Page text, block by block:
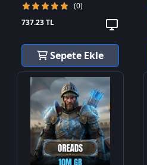
(0)
737.23 TL
Sepete Ekle